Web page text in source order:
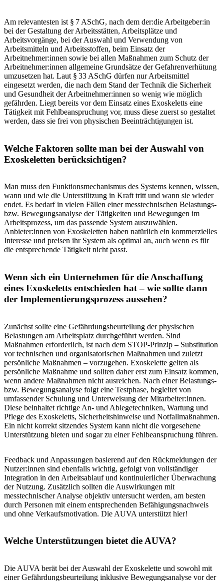
Am relevantesten ist § 7 ASchG, nach dem der:die Arbeitgeber:in
bei der Gestaltung der Arbeitsstätten, Arbeitsplätze und
Arbeitsvorgänge, bei der Auswahl und Verwendung von
Arbeitsmitteln und Arbeitsstoffen, beim Einsatz der
Arbeitnehmer:innen sowie bei allen Maßnahmen zum Schutz der
Arbeitnehmer:innen allgemeine Grundsätze der Gefahrenverhütung
umzusetzen hat. Laut § 33 ASchG dürfen nur Arbeitsmittel
eingesetzt werden, die nach dem Stand der Technik die Sicherheit
und Gesundheit der Arbeitnehmer:innen so wenig wie möglich
gefährden. Liegt bereits vor dem Einsatz eines Exoskeletts eine
Tätigkeit mit Fehlbeanspruchung vor, muss diese zuerst so gestaltet
werden, dass sie frei von physischen Beeinträchtigungen ist.
Welche Faktoren sollte man bei der Auswahl von
Exoskeletten berücksichtigen?
Man muss den Funktionsmechanismus des Systems kennen, wissen,
wann und wie die Unterstützung in Kraft tritt und wann sie wieder
endet. Es bedarf in vielen Fällen einer messtechnischen Belastungs-
bzw. Bewegungsanalyse der Tätigkeiten und Bewegungen im
Arbeitsprozess, um das passende System auszuwählen.
Anbieter:innen von Exoskeletten haben natürlich ein kommerzielles
Interesse und preisen ihr System als optimal an, auch wenn es für
die entsprechende Tätigkeit nicht passt.
Wenn sich ein Unternehmen für die Anschaffung
eines Exoskeletts entschieden hat – wie sollte dann
der Implementierungsprozess aussehen?
Zunächst sollte eine Gefährdungsbeurteilung der physischen
Belastungen am Arbeitsplatz durchgeführt werden. Sind
Maßnahmen erforderlich, ist nach dem STOP-Prinzip – Substitution
vor technischen und organisatorischen Maßnahmen und zuletzt
persönliche Maßnahmen – vorzugehen. Exoskelette gelten als
persönliche Maßnahme und sollten daher erst zum Einsatz kommen,
wenn andere Maßnahmen nicht ausreichen. Nach einer Belas­tungs-
bzw. Bewegungsanalyse folgt eine Testphase, begleitet von
umfassender Schulung und Unterweisung der Mitarbeiter:innen.
Diese beinhaltet richtige An- und Ablegetechniken, Wartung und
Pflege des Exoskeletts, Sicherheitshinweise und Notfallmaßnahmen.
Ein nicht korrekt sitzendes System kann nicht die vorgesehene
Unterstützung bieten und sogar zu einer Fehlbeanspruchung führen.
Feedback und Anpassungen basierend auf den Rückmeldungen der
Nutzer:innen sind ebenfalls wichtig, gefolgt von vollständiger
Integration in den Arbeitsablauf und kontinuierlicher Überwachung
der Nutzung. Zusätzlich sollten die Auswirkungen mit
messtechnischer Analyse objektiv untersucht werden, am besten
durch Personen mit einem entsprechenden Befähigungsnachweis
und ohne Verkaufsmotivation. Die AUVA unterstützt hier!
Welche Unterstützungen bietet die AUVA?
Die AUVA berät bei der Auswahl der Exoskelette und sowohl mit
einer Gefährdungsbeurteilung inklusive Bewegungsanalyse vor der